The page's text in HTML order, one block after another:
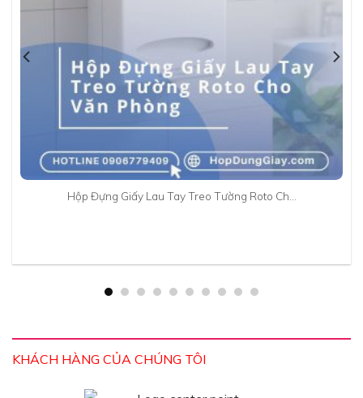
Hộp Đựng Giấy Lau Tay Treo Tường Roto Ch…
KHÁCH HÀNG CỦA CHÚNG TÔI